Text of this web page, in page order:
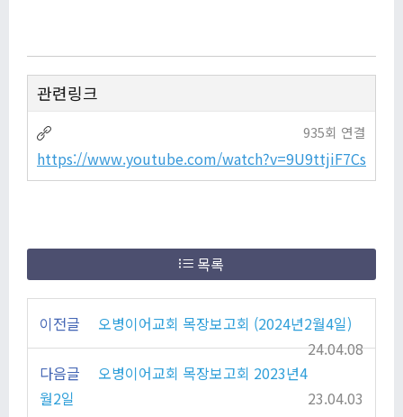
관련링크
https://www.youtube.com/watch?v=9U9ttjiF7Cs
935회 연결
목록
이전글
오병이어교회 목장보고회 (2024년2월4일)
24.04.08
다음글
오병이어교회 목장보고회 2023년4
월2일
23.04.03